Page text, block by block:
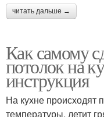
читать дальше →
Как самому
потолок на
инструкция
На кухне происходят
температуры, летит